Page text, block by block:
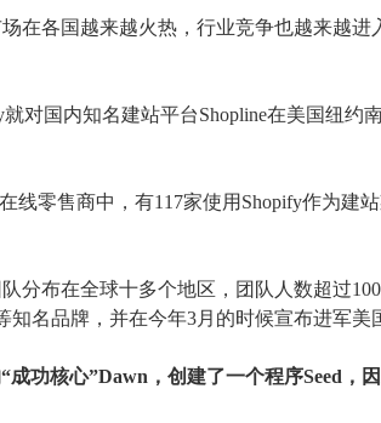
在各国越来越火热，行业竞争也越来越进
就对国内知名建站平台Shopline在美国纽约
线零售商中，有117家使用Shopify作为建
分布在全球十多个地区，团队人数超过
名品牌，并在今年3月的时候宣布进军美
成功核心”Dawn，创建了一个程序Seed，